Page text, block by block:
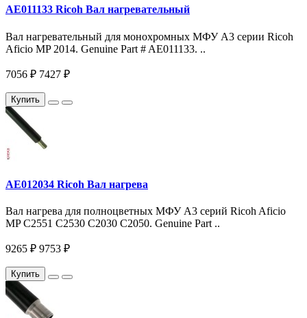
AE011133 Ricoh Вал нагревательный
Вал нагревательный для монохромных МФУ A3 серии Ricoh
Aficio MP 2014. Genuine Part # AE011133. ..
7056 ₽ 7427 ₽
Купить
AE012034 Ricoh Вал нагрева
Вал нагрева для полноцветных МФУ A3 серий Ricoh Aficio
MP C2551 C2530 C2030 C2050. Genuine Part ..
9265 ₽ 9753 ₽
Купить